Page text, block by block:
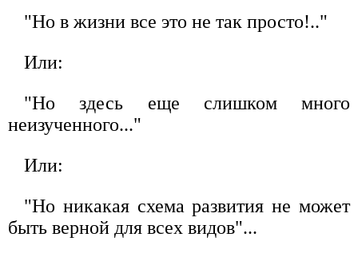
"Но в жизни все это не так просто!.."
Или:
"Но здесь еще слишком много
неизученного..."
Или:
"Но никакая схема развития не может
быть верной для всех видов"...